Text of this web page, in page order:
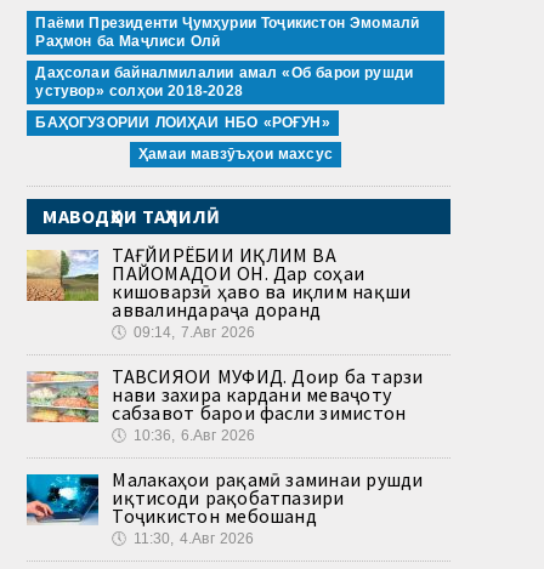
Паёми Президенти Ҷумҳурии Тоҷикистон Эмомалӣ
Раҳмон ба Маҷлиси Олӣ
Даҳсолаи байналмилалии амал «Об барои рушди
устувор» солҳои 2018-2028
БАҲОГУЗОРИИ ЛОИҲАИ НБО «РОҒУН»
Ҳамаи мавзӯъҳои махсус
МАВОДҲОИ ТАҲЛИЛӢ
ТАҒЙИРЁБИИ ИҚЛИМ ВА
ПАЙОМАДҲОИ ОН. Дар соҳаи
кишоварзӣ ҳаво ва иқлим нақши
аввалиндараҷа доранд
🕔 09:14, 7.Авг 2026
ТАВСИЯҲОИ МУФИД. Доир ба тарзи
нави захира кардани меваҷоту
сабзавот барои фасли зимистон
🕔 10:36, 6.Авг 2026
Малакаҳои рақамӣ заминаи рушди
иқтисоди рақобатпазири
Тоҷикистон мебошанд
🕔 11:30, 4.Авг 2026